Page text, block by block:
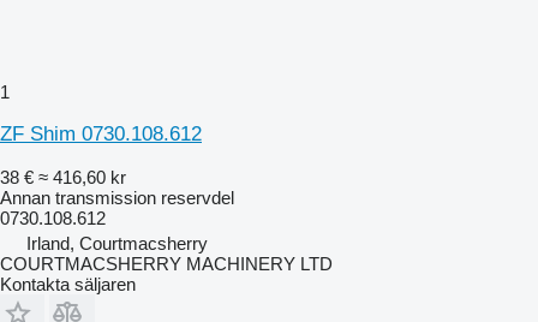
1
ZF Shim 0730.108.612
38 € ≈ 416,60 kr
Annan transmission reservdel
0730.108.612
Irland, Courtmacsherry
COURTMACSHERRY MACHINERY LTD
Kontakta säljaren